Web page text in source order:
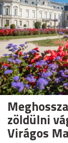
zöldülni
Virágos